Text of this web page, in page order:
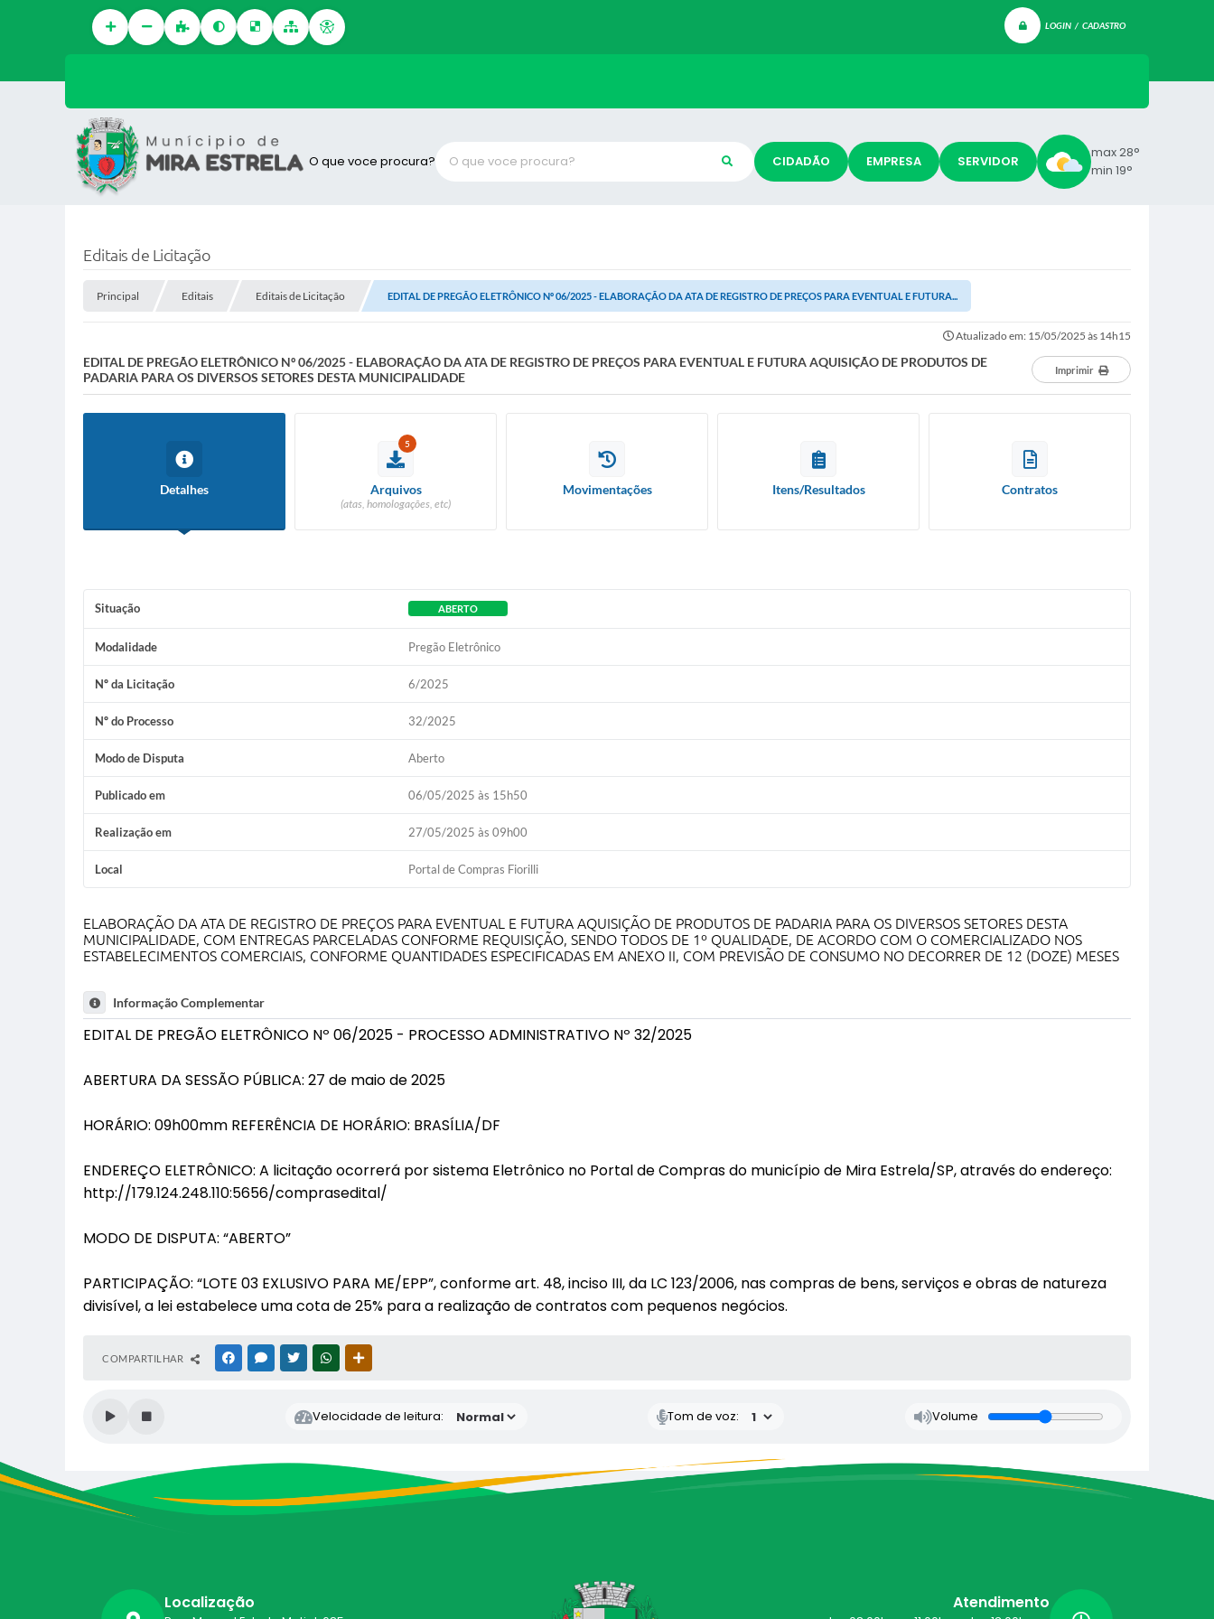
LOGIN / CADASTRO
O que voce procura? CIDADÃO EMPRESA SERVIDOR
max 28°
min 19°
Editais de Licitação
Principal Editais Editais de Licitação EDITAL DE PREGÃO ELETRÔNICO Nº 06/2025 - ELABORAÇÃO DA ATA DE REGISTRO DE PREÇOS PARA EVENTUAL E FUTURA...
Atualizado em: 15/05/2025 às 14h15
EDITAL DE PREGÃO ELETRÔNICO Nº 06/2025 - ELABORAÇÃO DA ATA DE REGISTRO DE PREÇOS PARA EVENTUAL E FUTURA AQUISIÇÃO DE PRODUTOS DE
PADARIA PARA OS DIVERSOS SETORES DESTA MUNICIPALIDADE
Imprimir
Detalhes
5
Arquivos
(atas, homologações, etc)
Movimentações Itens/Resultados Contratos
Situação ABERTO
Modalidade Pregão Eletrônico
Nº da Licitação 6/2025
Nº do Processo 32/2025
Modo de Disputa Aberto
Publicado em 06/05/2025 às 15h50
Realização em 27/05/2025 às 09h00
Local Portal de Compras Fiorilli
ELABORAÇÃO DA ATA DE REGISTRO DE PREÇOS PARA EVENTUAL E FUTURA AQUISIÇÃO DE PRODUTOS DE PADARIA PARA OS DIVERSOS SETORES DESTA
MUNICIPALIDADE, COM ENTREGAS PARCELADAS CONFORME REQUISIÇÃO, SENDO TODOS DE 1º QUALIDADE, DE ACORDO COM O COMERCIALIZADO NOS
ESTABELECIMENTOS COMERCIAIS, CONFORME QUANTIDADES ESPECIFICADAS EM ANEXO II, COM PREVISÃO DE CONSUMO NO DECORRER DE 12 (DOZE) MESES
Informação Complementar
EDITAL DE PREGÃO ELETRÔNICO Nº 06/2025 - PROCESSO ADMINISTRATIVO Nº 32/2025
ABERTURA DA SESSÃO PÚBLICA: 27 de maio de 2025
HORÁRIO: 09h00mm REFERÊNCIA DE HORÁRIO: BRASÍLIA/DF
ENDEREÇO ELETRÔNICO: A licitação ocorrerá por sistema Eletrônico no Portal de Compras do município de Mira Estrela/SP, através do endereço:
http://179.124.248.110:5656/comprasedital/
MODO DE DISPUTA: “ABERTO”
PARTICIPAÇÃO: “LOTE 03 EXLUSIVO PARA ME/EPP”, conforme art. 48, inciso III, da LC 123/2006, nas compras de bens, serviços e obras de natureza
divisível, a lei estabelece uma cota de 25% para a realização de contratos com pequenos negócios.
COMPARTILHAR FACEBOOKMESSENGER
TWITTERWHATSAPP
Velocidade de leitura: Tom de voz: Volume
Localização Atendimento